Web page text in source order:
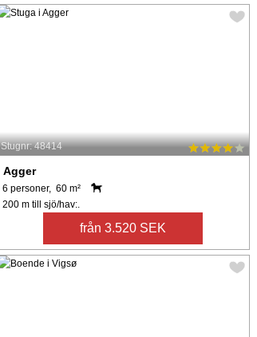
Stugnr: 48414
Agger
6 personer, 60 m²
200 m till sjö/hav:.
från 3.520 SEK